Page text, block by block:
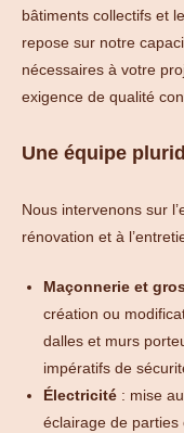
bâtiments collectifs et
repose sur notre
nécessaires à votre
exigence de qualité
Une équipe
Nous intervenons sur
rénovation et à
Maçonnerie et
création ou
dalles et murs
impératifs de
Électricité : mise
éclairage de